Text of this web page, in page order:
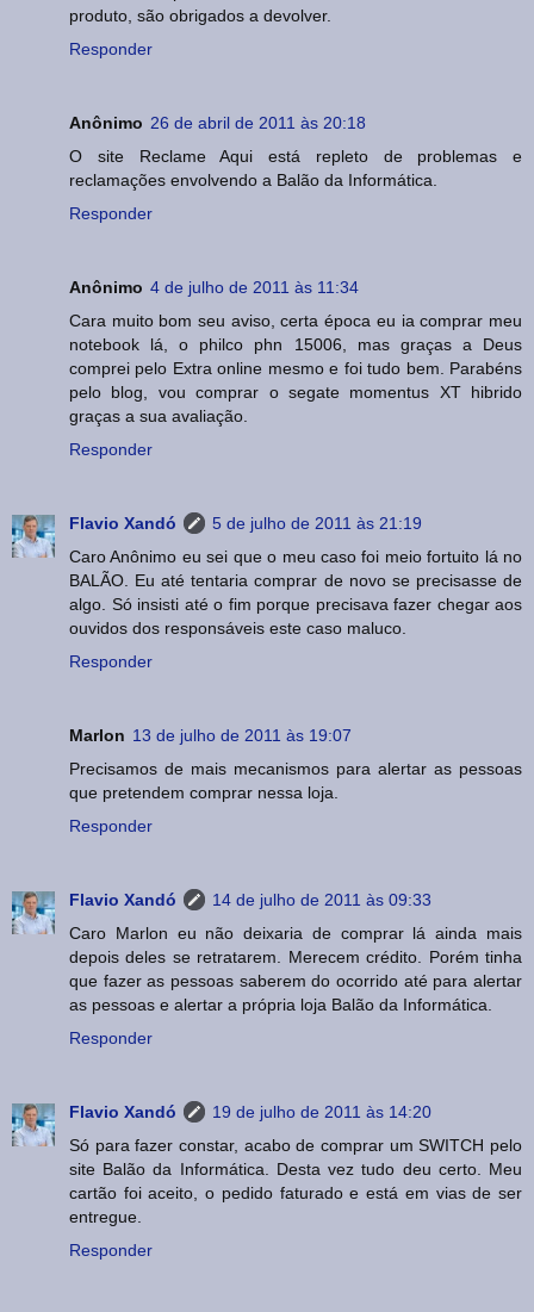
produto, são obrigados a devolver.
Responder
Anônimo 26 de abril de 2011 às 20:18
O site Reclame Aqui está repleto de problemas e
reclamações envolvendo a Balão da Informática.
Responder
Anônimo 4 de julho de 2011 às 11:34
Cara muito bom seu aviso, certa época eu ia comprar meu
notebook lá, o philco phn 15006, mas graças a Deus
comprei pelo Extra online mesmo e foi tudo bem. Parabéns
pelo blog, vou comprar o segate momentus XT hibrido
graças a sua avaliação.
Responder
Flavio Xandó
5 de julho de 2011 às 21:19
Caro Anônimo eu sei que o meu caso foi meio fortuito lá no
BALÃO. Eu até tentaria comprar de novo se precisasse de
algo. Só insisti até o fim porque precisava fazer chegar aos
ouvidos dos responsáveis este caso maluco.
Responder
Marlon 13 de julho de 2011 às 19:07
Precisamos de mais mecanismos para alertar as pessoas
que pretendem comprar nessa loja.
Responder
Flavio Xandó
14 de julho de 2011 às 09:33
Caro Marlon eu não deixaria de comprar lá ainda mais
depois deles se retratarem. Merecem crédito. Porém tinha
que fazer as pessoas saberem do ocorrido até para alertar
as pessoas e alertar a própria loja Balão da Informática.
Responder
Flavio Xandó
19 de julho de 2011 às 14:20
Só para fazer constar, acabo de comprar um SWITCH pelo
site Balão da Informática. Desta vez tudo deu certo. Meu
cartão foi aceito, o pedido faturado e está em vias de ser
entregue.
Responder